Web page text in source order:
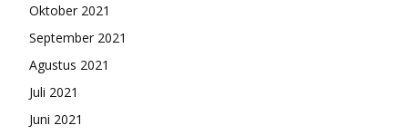
Oktober 2021
September 2021
Agustus 2021
Juli 2021
Juni 2021